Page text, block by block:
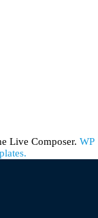
Live Composer. WP